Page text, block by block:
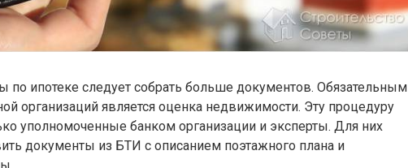
по ипотеке следует собрать больше документов. Обязательным
организаций является оценка недвижимости. Эту процедуру
уполномоченные банком организации и эксперты. Для них
документы из БТИ с описанием поэтажного плана и